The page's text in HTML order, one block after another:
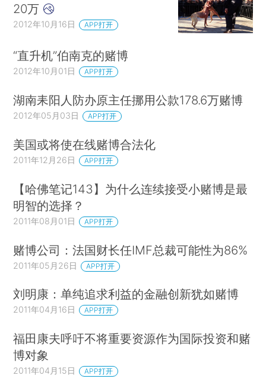
20万
2012年10月16日 APP打开
“直升机”伯南克的赌博
2012年10月01日 APP打开
湖南耒阳人防办原主任挪用公款178.6万赌博
2012年05月03日 APP打开
美国或将使在线赌博合法化
2011年12月26日 APP打开
【哈佛笔记143】为什么连续接受小赌博是最
明智的选择？
2011年08月01日 APP打开
赌博公司：法国财长任IMF总裁可能性为86%
2011年05月26日 APP打开
刘明康：单纯追求利益的金融创新犹如赌博
2011年04月16日 APP打开
福田康夫呼吁不将重要资源作为国际投资和赌
博对象
2011年04月15日 APP打开